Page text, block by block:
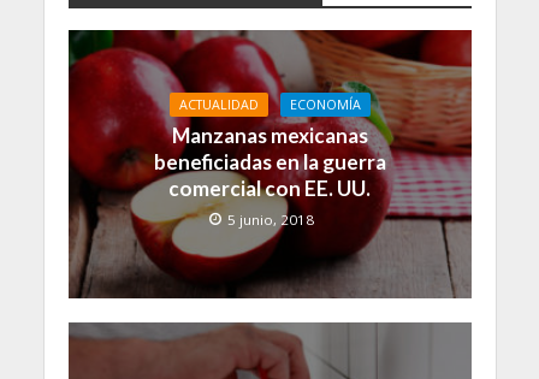
ACTUALIDAD ECONOMÍA
Manzanas mexicanas
beneficiadas en la guerra
comercial con EE. UU.
5 junio, 2018